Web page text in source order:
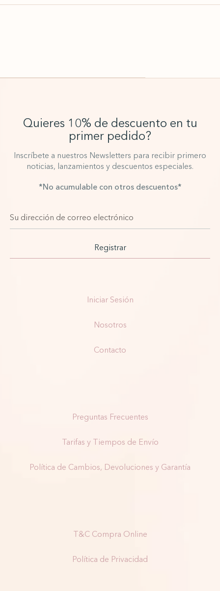
Quieres 10% de descuento en tu
primer pedido?
Inscríbete a nuestros Newsletters para recibir primero
noticias, lanzamientos y descuentos especiales.
*No acumulable con otros descuentos*
Registrar
Iniciar Sesión
Nosotros
Contacto
Preguntas Frecuentes
Tarifas y Tiempos de Envío
Política de Cambios, Devoluciones y Garantía
T&C Compra Online
Política de Privacidad